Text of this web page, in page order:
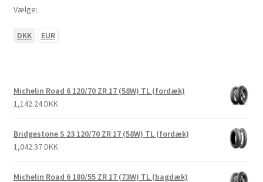
Vælge:
DKK EUR
Michelin Road 6 120/70 ZR 17 (58W) TL (fordæk)
1,142.24 DKK
Bridgestone S 23 120/70 ZR 17 (58W) TL (fordæk)
1,042.37 DKK
Michelin Road 6 180/55 ZR 17 (73W) TL (bagdæk)